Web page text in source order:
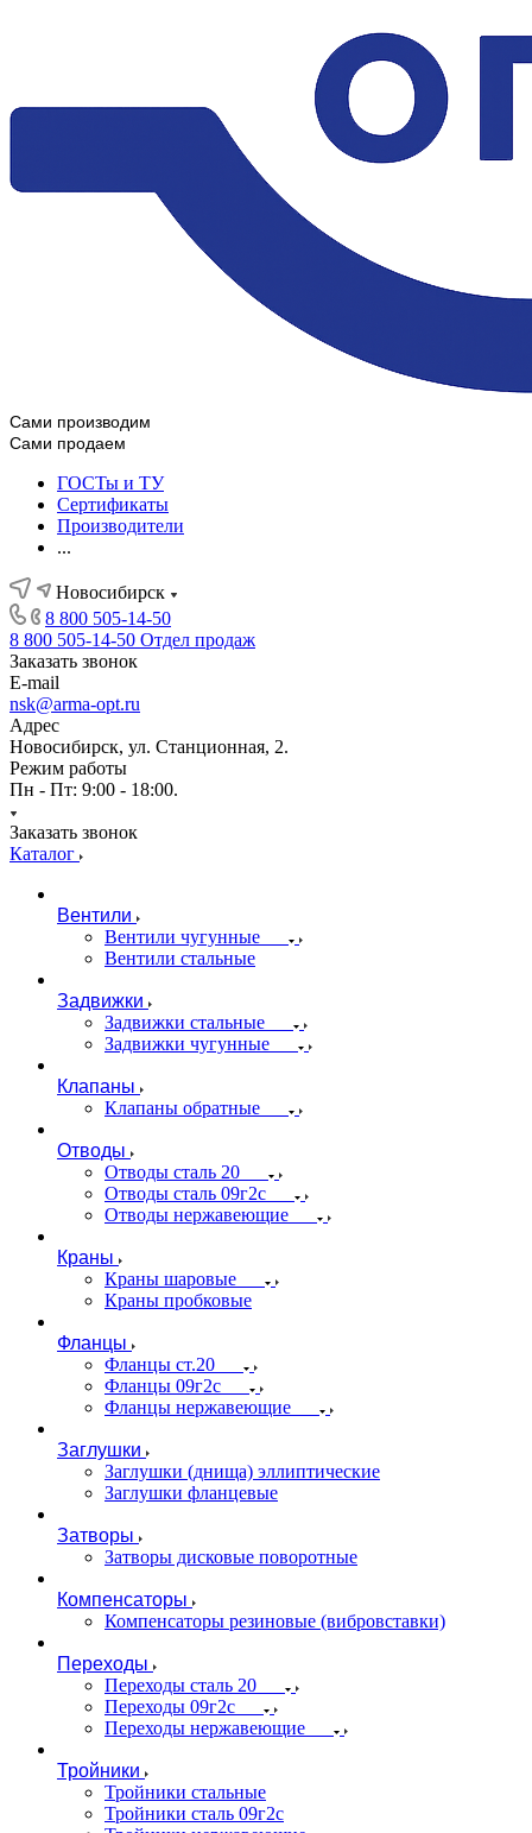
Сами производим
Сами продаем
ГОСТы и ТУ
Сертификаты
Производители
...
Новосибирск
8 800 505-14-50
8 800 505-14-50 Отдел продаж
Заказать звонок
E-mail
nsk@arma-opt.ru
Адрес
Новосибирск, ул. Станционная, 2.
Режим работы
Пн - Пт: 9:00 - 18:00.
Заказать звонок
Каталог
Вентили
Вентили чугунные
Вентили стальные
Задвижки
Задвижки стальные
Задвижки чугунные
Клапаны
Клапаны обратные
Отводы
Отводы сталь 20
Отводы сталь 09г2с
Отводы нержавеющие
Краны
Краны шаровые
Краны пробковые
Фланцы
Фланцы ст.20
Фланцы 09г2с
Фланцы нержавеющие
Заглушки
Заглушки (днища) эллиптические
Заглушки фланцевые
Затворы
Затворы дисковые поворотные
Компенсаторы
Компенсаторы резиновые (вибровставки)
Переходы
Переходы сталь 20
Переходы 09г2с
Переходы нержавеющие
Тройники
Тройники стальные
Тройники сталь 09г2с